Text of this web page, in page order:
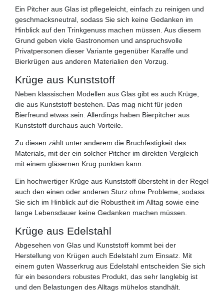
Ein Pitcher aus Glas ist pflegeleicht, einfach zu reinigen und
geschmacksneutral, sodass Sie sich keine Gedanken im
Hinblick auf den Trinkgenuss machen müssen. Aus diesem
Grund geben viele Gastronomen und anspruchsvolle
Privatpersonen dieser Variante gegenüber Karaffe und
Bierkrügen aus anderen Materialien den Vorzug.
Krüge aus Kunststoff
Neben klassischen Modellen aus Glas gibt es auch Krüge,
die aus Kunststoff bestehen. Das mag nicht für jeden
Bierfreund etwas sein. Allerdings haben Bierpitcher aus
Kunststoff durchaus auch Vorteile.
Zu diesen zählt unter anderem die Bruchfestigkeit des
Materials, mit der ein solcher Pitcher im direkten Vergleich
mit einem gläsernen Krug punkten kann.
Ein hochwertiger Krüge aus Kunststoff übersteht in der Regel
auch den einen oder anderen Sturz ohne Probleme, sodass
Sie sich im Hinblick auf die Robustheit im Alltag sowie eine
lange Lebensdauer keine Gedanken machen müssen.
Krüge aus Edelstahl
Abgesehen von Glas und Kunststoff kommt bei der
Herstellung von Krügen auch Edelstahl zum Einsatz. Mit
einem guten Wasserkrug aus Edelstahl entscheiden Sie sich
für ein besonders robustes Produkt, das sehr langlebig ist
und den Belastungen des Alltags mühelos standhält.